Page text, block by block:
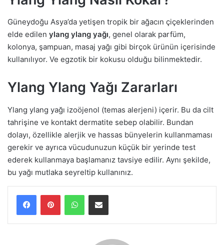
Güneydoğu Asya’da yetişen tropik bir ağacın çiçeklerinden
elde edilen ylang ylang yağı, genel olarak parfüm,
kolonya, şampuan, masaj yağı gibi birçok ürünün içerisinde
kullanılıyor. Ve egzotik bir kokusu olduğu bilinmektedir.
Ylang Ylang Yağı Zararları
Ylang ylang yağı izoöjenol (temas alerjeni) içerir. Bu da cilt
tahrişine ve kontakt dermatite sebep olabilir. Bundan
dolayı, özellikle alerjik ve hassas bünyelerin kullanmaması
gerekir ve ayrıca vücudunuzun küçük bir yerinde test
ederek kullanmaya başlamanız tavsiye edilir. Aynı şekilde,
bu yağı mutlaka seyreltip kullanınız.
WhatsAppE-Posta ile paylaş